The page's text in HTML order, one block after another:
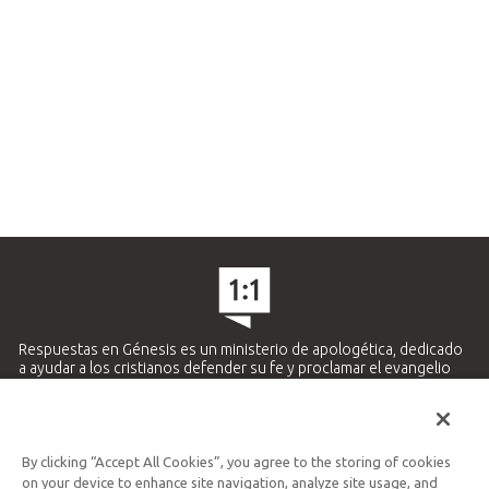
Respuestas en Génesis es un ministerio de apologética, dedicado
a ayudar a los cristianos defender su fe y proclamar el evangelio
Ministerio Hispano y Latinoamericano
By clicking “Accept All Cookies”, you agree to the storing of cookies
on your device to enhance site navigation, analyze site usage, and